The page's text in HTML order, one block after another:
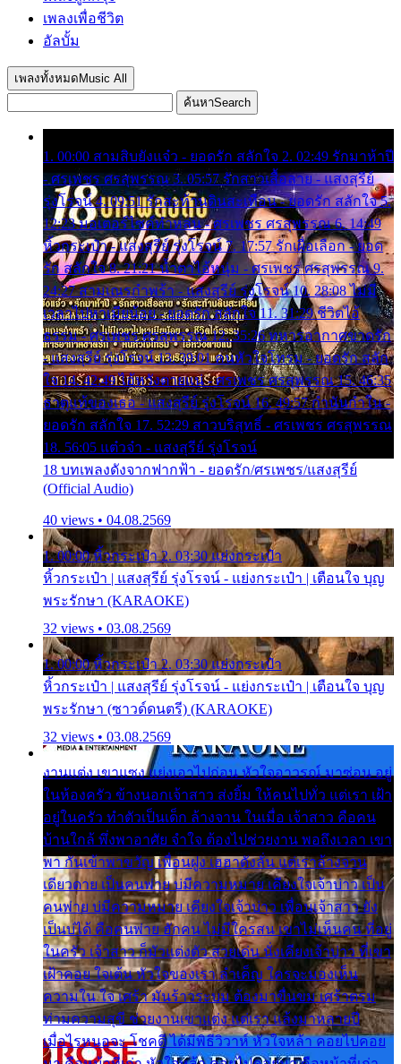
เพลงเพื่อชีวิต
อัลบั้ม
เพลงทั้งหมด Music All
ค้นหาSearch
1. 00:00 สามสิบยังแจ๋ว - ยอดรัก สลักใจ 2. 02:49 รักมาห้าปี
- ศรเพชร ศรสุพรรณ 3. 05:57 รักสาวเสื้อลาย - แสงสุรีย์
รุ่งโรจน์ 4. 09:51 รักสะท้านดินสะเทือน - ยอดรัก สลักใจ 5.
12:23 มอเตอร์ไซค์ทำหล่น - ศรเพชร ศรสุพรรณ 6. 14:49
หิ้วกระเป๋า - แสงสุรีย์ รุ่งโรจน์ 7. 17:57 รักเผื่อเลือก - ยอด
รัก สลักใจ 8. 21:21 น้ำตาไอ้หนุ่ม - ศรเพชร ศรสุพรรณ 9.
24:27 สามเณรกำพร้า - แสงสุรีย์ รุ่งโรจน์ 10. 28:08 ไม่มี
เวลาไปหาเมียน้อย - ยอดรัก สลักใจ 11. 31:29 ชีวิตไอ้
ธรรม - ศรเพชร ศรสุพรรณ 12. 35:26 ทหารอากาศขาดรัก
- แสงสุรีย์ รุ่งโรจน์ 13. 39:01 คนหัวใจโทรม - ยอดรัก สลัก
ใจ 14. 42:49 ไอ้หวังตายแน่ - ศรเพชร ศรสุพรรณ 15. 46:35
ธาตุแท้ของเธอ - แสงสุรีย์ รุ่งโรจน์ 16. 49:57 กำนันกำใน -
ยอดรัก สลักใจ 17. 52:29 สาวบริสุทธิ์ - ศรเพชร ศรสุพรรณ
18. 56:05 แต๋วจ๋า - แสงสุรีย์ รุ่งโรจน์
18 บทเพลงดังจากฟากฟ้า - ยอดรัก/ศรเพชร/แสงสุรีย์
(Official Audio)
40 views • 04.08.2569
1. 00:00 หิ้วกระเป๋า 2. 03:30 แย่งกระเป๋า
หิ้วกระเป๋า | แสงสุรีย์ รุ่งโรจน์ - แย่งกระเป๋า | เตือนใจ บุญ
พระรักษา (KARAOKE)
32 views • 03.08.2569
1. 00:00 หิ้วกระเป๋า 2. 03:30 แย่งกระเป๋า
หิ้วกระเป๋า | แสงสุรีย์ รุ่งโรจน์ - แย่งกระเป๋า | เตือนใจ บุญ
พระรักษา (ซาวด์ดนตรี) (KARAOKE)
32 views • 03.08.2569
งานแต่ง เขาแซง แย่งเอาไปก่อน หัวใจอาวรณ์ มาซ่อน อยู่
ในห้องครัว ข้างนอกเจ้าสาว ส่งยิ้ม ให้คนไปทั่ว แต่เรา เฝ้า
อยู่ในครัว ทำตัวเป็นเด็ก ล้างจาน ในเมื่อ เจ้าสาว คือคน
บ้านใกล้ พึ่งพาอาศัย จำใจ ต้องไปช่วยงาน พอถึงเวลา เขา
พา กันเข้าพาขวัญ เพื่อนฝูง เฮฮาดังลั่น แต่เราล้างจาน
เดียวดาย เป็นคนพ่าย บ่มีความหมาย เคียงใจเจ้าบ่าว เป็น
คนพ่าย บ่มีความหมาย เคียงใจเจ้าบ่าว เพื่อนเจ้าสาว ยัง
เป็นบ่ได้ คือคนพ่าย ฮักคน ไม่มีใครสน เขาไม่เห็นคน ที่อยู่
ในครัว เจ้าสาว ก็มัวแต่งตัว สวยเด่น นั่งเคียงเจ้าบ่าว ที่เขา
เฝ้าคอย ใจเต้น หัวใจของเรา ลำเค็ญ ใครจะมองเห็น
ความใน ใจ เศร้า มันร้าวระบม ต้องมาขื่นขม เศร้าตรม
ท่ามความสุขี ช่วยงานเขาแต่ง แต่เรา แล้งมาหลายปี
เมื่อไรหนอจะ โชคดี ได้มีพิธีวิวาห์ หัวใจหล้า คอยไปคอย